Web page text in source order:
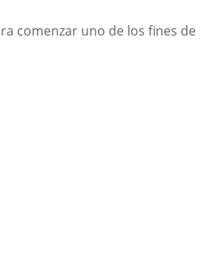
comenzar uno de los fines